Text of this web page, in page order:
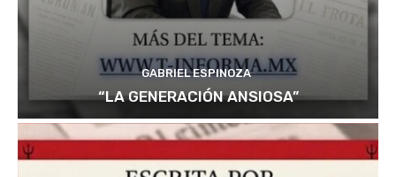
GABRIEL ESPINOZA
“LA GENERACIÓN ANSIOSA”